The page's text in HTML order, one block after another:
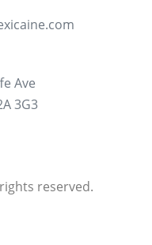
Ave
3G3
reserved.